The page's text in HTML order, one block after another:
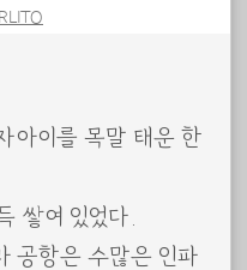
아이를 목말 태운 한
쌓여 있었다.
공항은 수많은 인파